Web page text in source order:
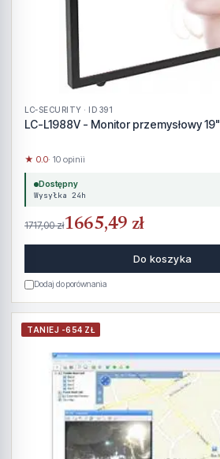
LC-SECURITY · ID 391
LC-L1988V - Monitor przemysłowy 19"
★ 0.0· 10 opinii
Dostępny
Wysyłka 24h
1717,00 zł1665,49 zł
Do koszyka
Dodaj do porównania
TANIEJ -654 ZŁ